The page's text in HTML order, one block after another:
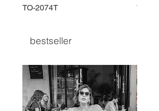
TO-2074T TO-
bestseller